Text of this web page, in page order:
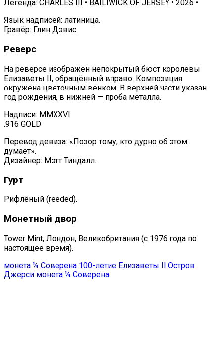
Легенда: CHARLES III • BAILIWICK OF JERSEY • 2026 •
Язык надписей: латиница.
Гравёр: Глин Дэвис.
Реверс
На реверсе изображён непокрытый бюст королевы
Елизаветы II, обращённый вправо. Композиция
окружена цветочным венком. В верхней части указан
год рождения, в нижней — проба металла.
Надписи: MMXXVI
.916 GOLD
Перевод девиза: «Позор тому, кто дурно об этом
думает».
Дизайнер: Мэтт Тиндалл.
Гурт
Рифлёный (reeded).
Монетный двор
Tower Mint, Лондон, Великобритания (с 1976 года по
настоящее время).
монета ¼ Соверена 100-летие Елизаветы II Остров
Джерси монета ¼ Соверена